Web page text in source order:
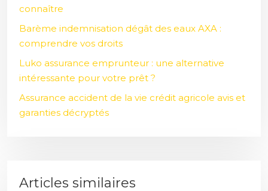
connaître
Barème indemnisation dégât des eaux AXA :
comprendre vos droits
Luko assurance emprunteur : une alternative
intéressante pour votre prêt ?
Assurance accident de la vie crédit agricole avis et
garanties décryptés
Articles similaires